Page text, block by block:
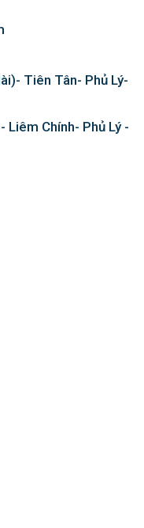
Tiên Tân- Phủ Lý-
Liêm Chính- Phủ Lý -